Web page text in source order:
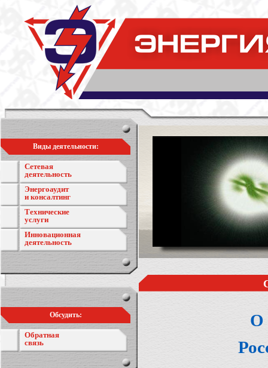
Виды деятельности:
Сетевая
деятельность
Энергоаудит
и консалтинг
Технические
услуги
Инновационная
деятельность
Обсудить:
Обратная
связь
О